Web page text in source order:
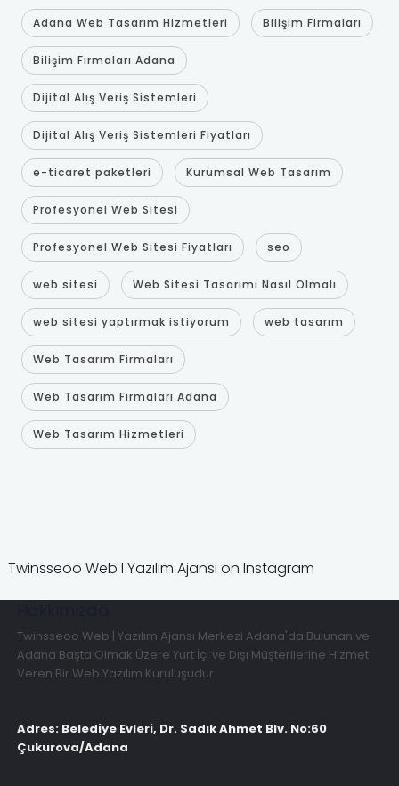
Adana Web Tasarım Hizmetleri Bilişim Firmaları
Bilişim Firmaları Adana
Dijital Alış Veriş Sistemleri
Dijital Alış Veriş Sistemleri Fiyatları
e-ticaret paketleri Kurumsal Web Tasarım
Profesyonel Web Sitesi
Profesyonel Web Sitesi Fiyatları seo
web sitesi Web Sitesi Tasarımı Nasıl Olmalı
web sitesi yaptırmak istiyorum web tasarım
Web Tasarım Firmaları
Web Tasarım Firmaları Adana
Web Tasarım Hizmetleri
Twinsseoo Web I Yazılım Ajansı on Instagram
Twinsseoo Web | Yazılım Ajansı Merkezi Adana'da Bulunan ve
Adana Başta Olmak Üzere Yurt İçi ve Dışı Müşterilerine Hizmet
Veren Bir Web Yazılım Kuruluşudur.
Adres: Belediye Evleri, Dr. Sadık Ahmet Blv. No:60
Çukurova/Adana